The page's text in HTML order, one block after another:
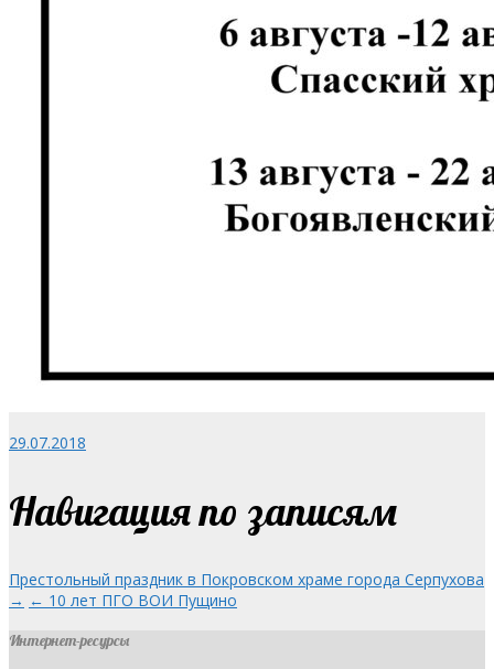
29.07.2018
Навигация по записям
Престольный праздник в Покровском храме города Серпухова
→ ← 10 лет ПГО ВОИ Пущино
Интернет-ресурсы